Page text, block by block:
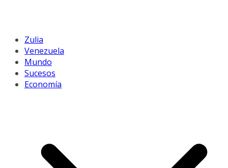
Zulia
Venezuela
Mundo
Sucesos
Economía